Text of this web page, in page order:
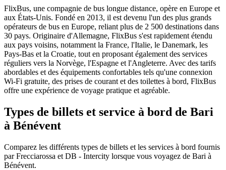
FlixBus, une compagnie de bus longue distance, opère en Europe et
aux États-Unis. Fondé en 2013, il est devenu l'un des plus grands
opérateurs de bus en Europe, reliant plus de 2 500 destinations dans
30 pays. Originaire d'Allemagne, FlixBus s'est rapidement étendu
aux pays voisins, notamment la France, l'Italie, le Danemark, les
Pays-Bas et la Croatie, tout en proposant également des services
réguliers vers la Norvège, l'Espagne et l'Angleterre. Avec des tarifs
abordables et des équipements confortables tels qu'une connexion
Wi-Fi gratuite, des prises de courant et des toilettes à bord, FlixBus
offre une expérience de voyage pratique et agréable.
Types de billets et service à bord de Bari
à Bénévent
Comparez les différents types de billets et les services à bord fournis
par Frecciarossa et DB - Intercity lorsque vous voyagez de Bari à
Bénévent.